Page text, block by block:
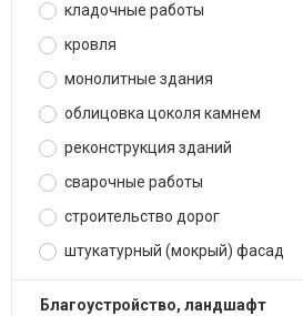
кладочные работы
кровля
монолитные здания
облицовка цоколя камнем
реконструкция зданий
сварочные работы
строительство дорог
штукатурный (мокрый) фасад
благоустройство, ландшафт